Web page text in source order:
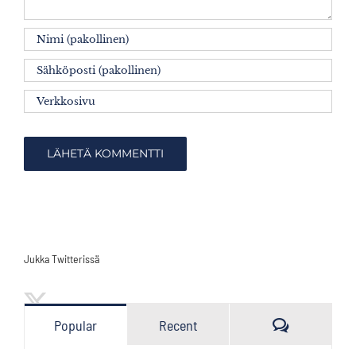
Jukka Twitterissä
Popular Recent Kommenttia